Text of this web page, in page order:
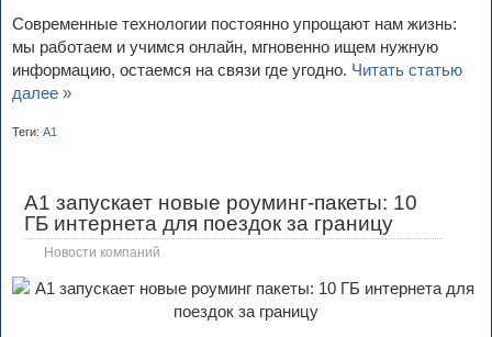
Современные технологии постоянно упрощают нам жизнь:
мы работаем и учимся онлайн, мгновенно ищем нужную
информацию, остаемся на связи где угодно. Читать статью
далее »
Теги: А1
А1 запускает новые роуминг-пакеты: 10
ГБ интернета для поездок за границу
Новости компаний